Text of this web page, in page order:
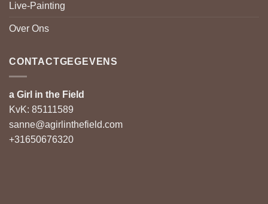
Live-Painting
Over Ons
CONTACTGEGEVENS
a Girl in the Field
KvK: 85111589
sanne@agirlinthefield.com
+31650676320